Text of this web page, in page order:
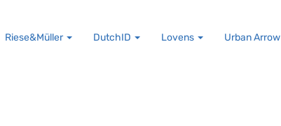
Riese&Müller DutchID Lovens Urban Arrow